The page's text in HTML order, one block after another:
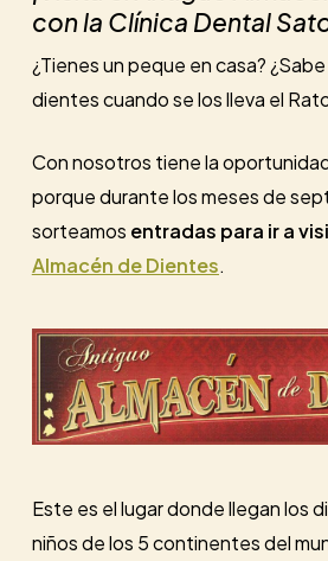
con la Clínica Dental
¿Tienes un peque en casa?
dientes cuando se los lleva el
Con nosotros tiene la
porque durante los meses de
sorteamos entradas para ir a
Almacén de Dientes.
Este es el lugar donde llegan los
niños de los 5 continentes del